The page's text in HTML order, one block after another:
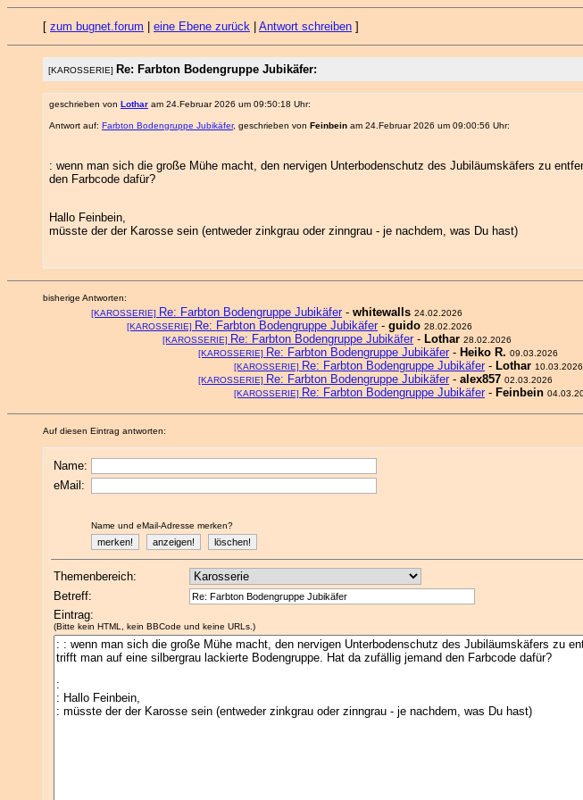
[ zum bugnet.forum eine Ebene zurück Antwort schreiben ]
[KAROSSERIE] Re: Farbton Bodengruppe Jubikäfer:
geschrieben von Lothar am 24.Februar 2026 um 09:50:18 Uhr:
Antwort auf: Farbton Bodengruppe Jubikäfer, geschrieben von Feinbein am 24.Februar 2026 um 09:00:56 Uhr:
: wenn man sich die große Mühe macht, den nervigen Unterbodenschutz des Jubiläumskäfers zu
den Farbcode dafür?
Hallo Feinbein,
müsste der der Karosse sein (entweder zinkgrau oder zinngrau - je nachdem, was Du hast)
bisherige Antworten:
[KAROSSERIE] Re: Farbton Bodengruppe Jubikäfer- whitewalls 24.02.2026
[KAROSSERIE] Re: Farbton Bodengruppe Jubikäfer- guido 28.02.2026
[KAROSSERIE] Re: Farbton Bodengruppe Jubikäfer- Lothar 28.02.2026
[KAROSSERIE] Re: Farbton Bodengruppe Jubikäfer- Heiko R. 09.03.2026
[KAROSSERIE] Re: Farbton Bodengruppe Jubikäfer- Lothar 10.03.2026
[KAROSSERIE] Re: Farbton Bodengruppe Jubikäfer- alex857 02.03.2026
[KAROSSERIE] Re: Farbton Bodengruppe Jubikäfer- Feinbein
Auf diesen Eintrag antworten:
Name:
eMail:
Name und eMail-Adresse merken?
Themenbereich:
Betreff:
Eintrag:
(Bitte kein HTML, kein BBCode und keine URLs.)